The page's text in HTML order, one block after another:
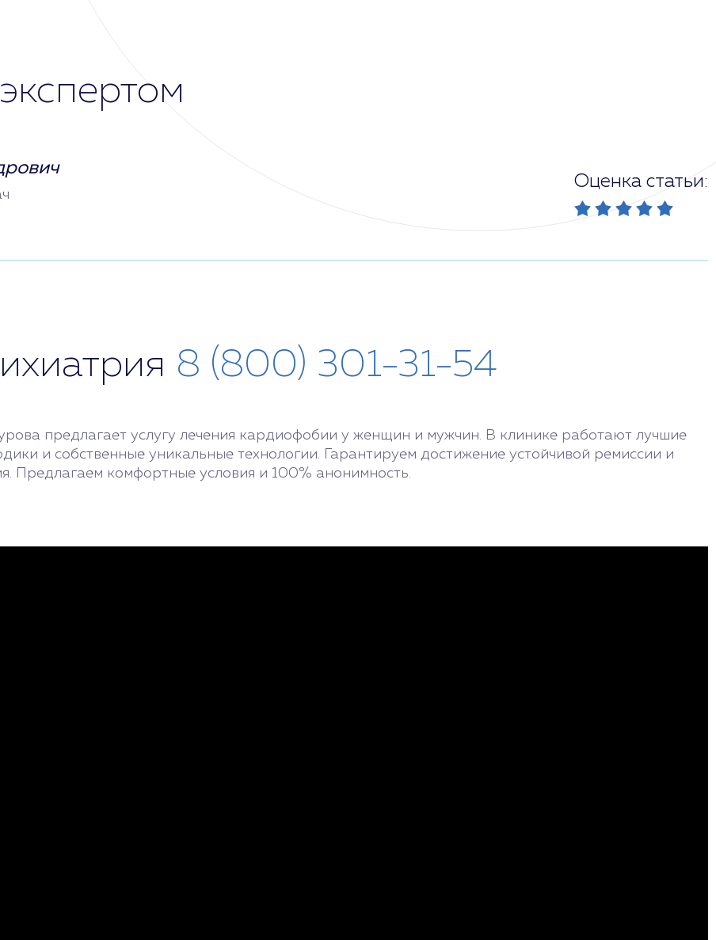
Оценка статьи:
8 (800) 301-31-54
предлагает услугу лечения кардиофобии у женщин и мужчин. В клинике работают лучшие
и собственные уникальные технологии. Гарантируем достижение устойчивой ремиссии и
Предлагаем комфортные условия и 100% анонимность.